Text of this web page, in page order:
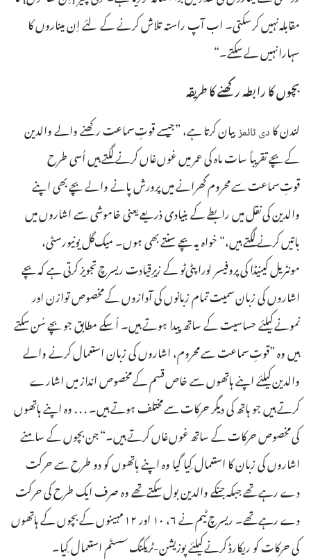
مقابلہ نہیں کر سکتی۔‏ اب آپ راستہ تلاش کرنے کے لئے اِن میناروں کا
سہارا نہیں لے سکتے۔‏“‏
بچوں کا رابطہ رکھنے کا طریقہ
لندن کا دی ٹائمزبیان کرتا ہے،‏ ”‏جیسے قوتِ‌سماعت رکھنے والے والدین
کے بچے تقریباً سات ماہ کی عمر میں غوں‌غاں کرنے لگتے ہیں اُسی طرح
قوتِ‌سماعت سے محروم گھرانے میں پرورش پانے والے بچے بھی اپنے
والدین کی نقل میں رابطے کے بنیادی ذریعے یعنی خاموشی سے اشاروں میں
باتیں کرنے لگتے ہیں،‏“‏ خواہ یہ بچے سنتے بھی ہوں۔‏ میک‌گل یونیورسٹی،‏
مونٹریل کینیڈا کی پروفیسر لورا پٹی‌ٹو کے زیرِقیادت ریسرچ تجویز کرتی ہے کہ بچے
اشاروں کی زبان سمیت تمام زبانوں کی آوازوں کے مخصوص توازن اور
نمونے کیلئے حساسیت کے ساتھ پیدا ہوتے ہیں۔‏ اُسکے مطابق جو بچے سُن سکتے
ہیں وہ ”‏قوتِ‌سماعت سے محروم،‏ اشاروں کی زبان استعمال کرنے والے
والدین کیلئے اپنے ہاتھوں سے خاص قسم کے مخصوص انداز میں اشارے
کرتے ہیں جو ہاتھ کی دیگر حرکات سے مختلف ہوتے ہیں۔‏ .‏ .‏ .‏ وہ اپنے ہاتھوں
کی مخصوص حرکات کے ساتھ غوں‌غاں کرتے ہیں۔‏“‏ جن بچوں کے سامنے
اشاروں کی زبان کا استعمال کِیا گیا وہ اپنے ہاتھوں کو دو طرح سے حرکت
دے رہے تھے جبکہ جنکے والدین بول سکتے تھے وہ صرف ایک طرح کی حرکت
دے رہے تھے۔‏ ریسرچ ٹیم نے ۶،‏ ۱۰ اور ۱۲ مہینوں کے بچوں کے ہاتھوں
کی حرکات کو ریکارڈ کرنے کیلئے پوزیشن-‏ٹریکنگ سسٹم استعمال کِیا۔‏